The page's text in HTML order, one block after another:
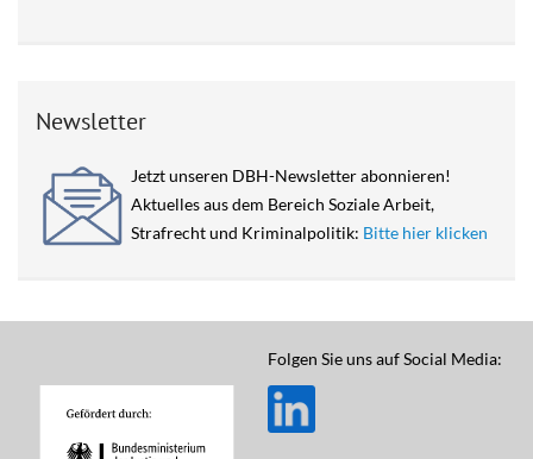
Newsletter
Jetzt unseren DBH-Newsletter abonnieren!
Aktuelles aus dem Bereich Soziale Arbeit,
Strafrecht und Kriminalpolitik: Bitte hier klicken
Folgen Sie uns auf Social Media: